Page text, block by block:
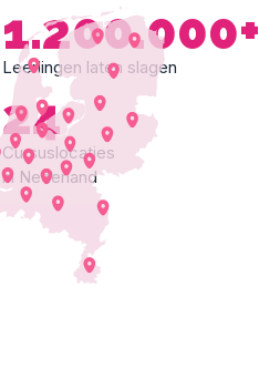
1.200.000+
Leerlingen laten slagen
24
Cursuslocaties
in Nederland